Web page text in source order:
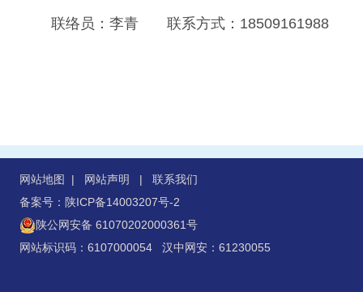
联络员：李青 联系方式：18509161988
网站地图 | 网站声明 | 联系我们
备案号：陕ICP备14003207号-2
陕公网安备 61070202000361号
网站标识码：6107000054 汉中网安：61230055